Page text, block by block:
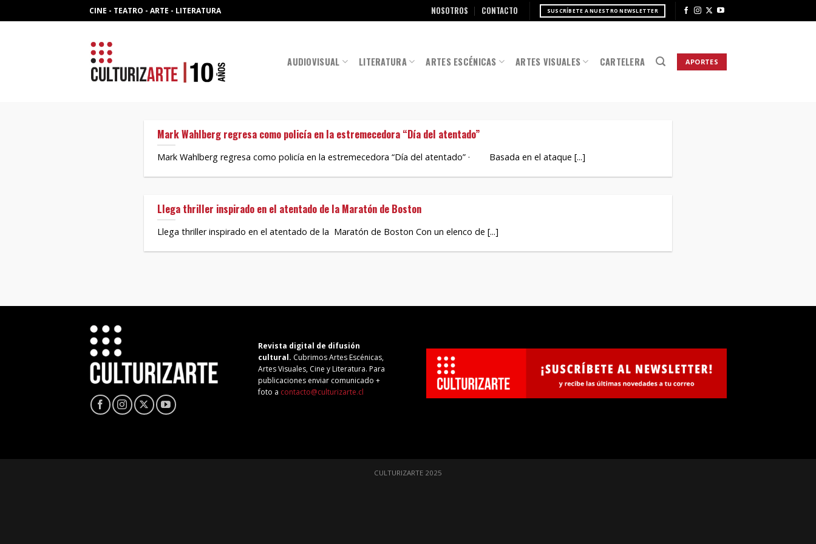
to
CINE - TEATRO - ARTE - LITERATURA NOSOTROS CONTACTO SUSCRÍBETE A NUESTRO NEWSLETTER
AUDIOVISUAL LITERATURA ARTES ESCÉNICAS ARTES VISUALES CARTELERA APORTES
Mark Wahlberg regresa como policía en la estremecedora “Día del atentado”
Mark Wahlberg regresa como policía en la estremecedora “Día del atentado” · Basada en el ataque [...]
Llega thriller inspirado en el atentado de la Maratón de Boston
Llega thriller inspirado en el atentado de la Maratón de Boston Con un elenco de [...]
Revista digital de difusión
cultural. Cubrimos Artes Escénicas,
Artes Visuales, Cine y Literatura. Para
publicaciones enviar comunicado +
foto a contacto@culturizarte.cl
CULTURIZARTE 2025